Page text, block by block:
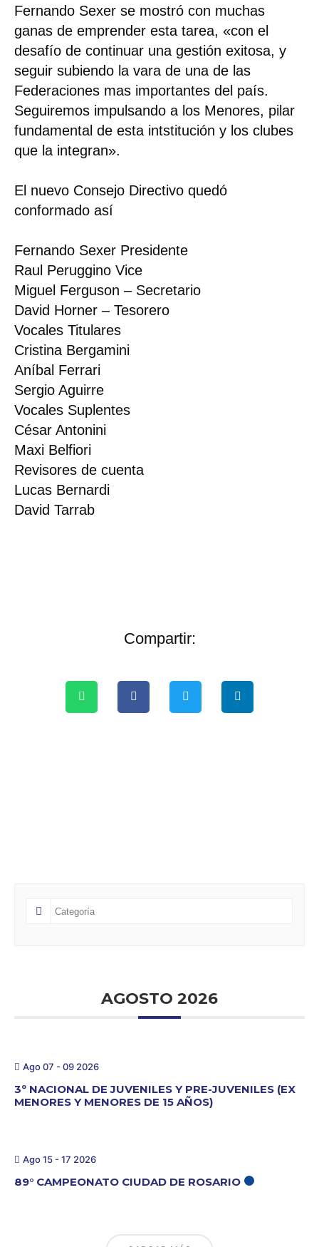
Fernando Sexer se mostró con muchas
ganas de emprender esta tarea, «con el
desafío de continuar una gestión exitosa, y
seguir subiendo la vara de una de las
Federaciones mas importantes del país.
Seguiremos impulsando a los Menores, pilar
fundamental de esta intstitución y los clubes
que la integran».
El nuevo Consejo Directivo quedó
conformado así
Fernando Sexer Presidente
Raul Peruggino Vice
Miguel Ferguson – Secretario
David Horner – Tesorero
Vocales Titulares
Cristina Bergamini
Aníbal Ferrari
Sergio Aguirre
Vocales Suplentes
César Antonini
Maxi Belfiori
Revisores de cuenta
Lucas Bernardi
David Tarrab
Compartir:
AGOSTO 2026
Ago 07 - 09 2026
3º NACIONAL DE JUVENILES Y PRE-JUVENILES (EX
MENORES Y MENORES DE 15 AÑOS)
Ago 15 - 17 2026
89° CAMPEONATO CIUDAD DE ROSARIO